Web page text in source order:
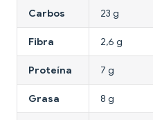
Carbos 23 g
Fibra 2,6 g
Proteína 7 g
Grasa 8 g